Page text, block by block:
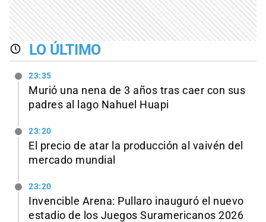
LO ÚLTIMO
23:35
Murió una nena de 3 años tras caer con sus
padres al lago Nahuel Huapi
23:20
El precio de atar la producción al vaivén del
mercado mundial
23:20
Invencible Arena: Pullaro inauguró el nuevo
estadio de los Juegos Suramericanos 2026